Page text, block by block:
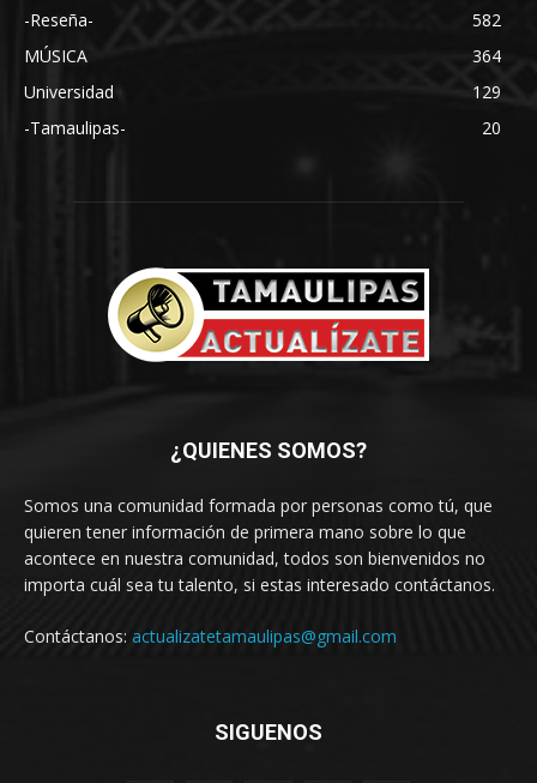
-Reseña-
582
MÚSICA
364
Universidad
129
-Tamaulipas-
20
¿QUIENES SOMOS?
Somos una comunidad formada por personas como tú, que
quieren tener información de primera mano sobre lo que
acontece en nuestra comunidad, todos son bienvenidos no
importa cuál sea tu talento, si estas interesado contáctanos.
Contáctanos: actualizatetamaulipas@gmail.com
SIGUENOS